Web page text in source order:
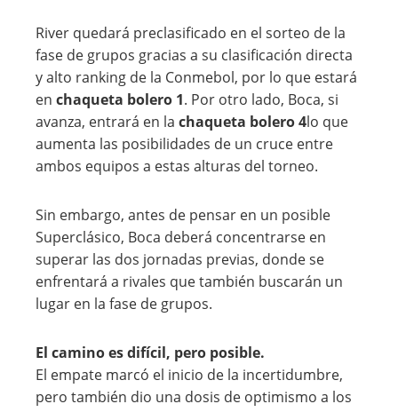
River quedará preclasificado en el sorteo de la
fase de grupos gracias a su clasificación directa
y alto ranking de la Conmebol, por lo que estará
en chaqueta bolero 1. Por otro lado, Boca, si
avanza, entrará en la chaqueta bolero 4lo que
aumenta las posibilidades de un cruce entre
ambos equipos a estas alturas del torneo.
Sin embargo, antes de pensar en un posible
Superclásico, Boca deberá concentrarse en
superar las dos jornadas previas, donde se
enfrentará a rivales que también buscarán un
lugar en la fase de grupos.
El camino es difícil, pero posible.
El empate marcó el inicio de la incertidumbre,
pero también dio una dosis de optimismo a los